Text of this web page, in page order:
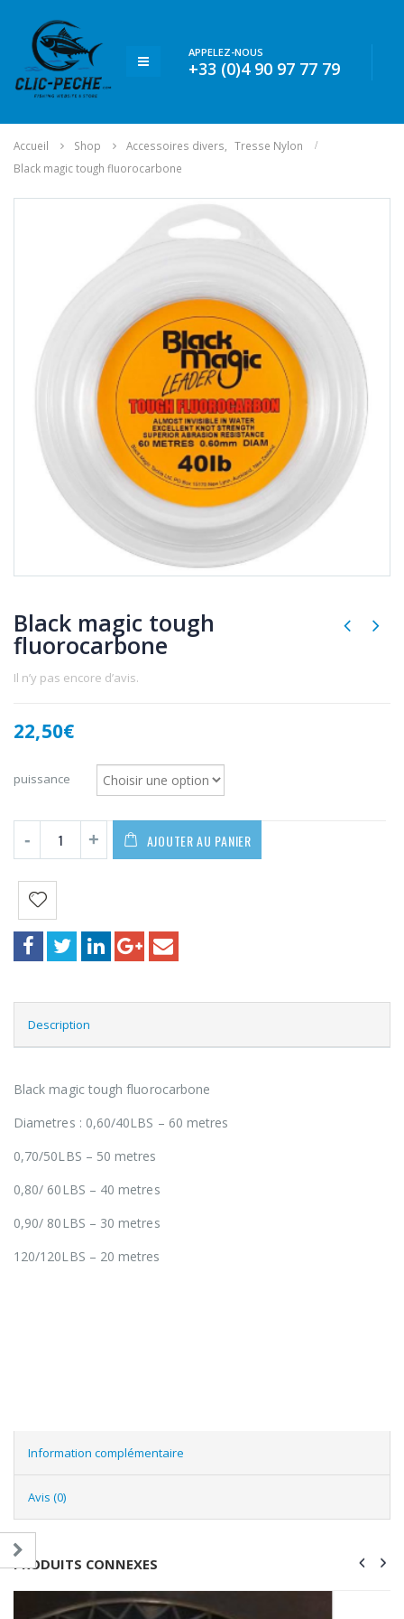
APPELEZ-NOUS
+33 (0)4 90 97 77 79
Accueil Shop Accessoires divers
Tresse Nylon
Black magic tough fluorocarbone
Black magic tough
fluorocarbone
Il n’y pas encore d’avis.
22,50€
puissance
AJOUTER AU PANIER
Description
Black magic tough fluorocarbone
Diametres : 0,60/40LBS – 60 metres
0,70/50LBS – 50 metres
0,80/ 60LBS – 40 metres
0,90/ 80LBS – 30 metres
120/120LBS – 20 metres
Information complémentaire
Avis (0)
PRODUITS CONNEXES